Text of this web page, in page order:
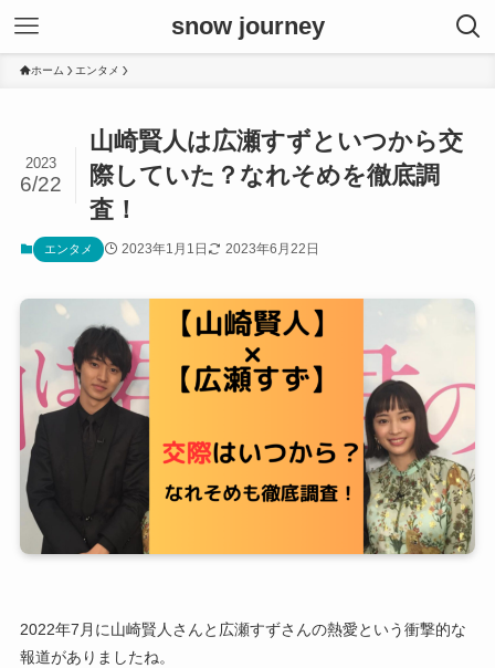
snow journey
ホーム エンタメ
山崎賢人は広瀬すずといつから交
際していた？なれそめを徹底調
査！
2023
6/22
エンタメ 2023年1月1日 2023年6月22日
2022年7月に山崎賢人さんと広瀬すずさんの熱愛という衝撃的な
報道がありましたね。